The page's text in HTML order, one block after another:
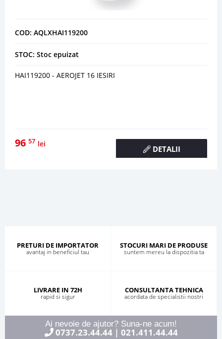
COD: AQLXHAI119200
STOC: Stoc epuizat
HAI119200 - AEROJET 16 IESIRI
96 57 lei
DETALII
PRETURI DE IMPORTATOR
avantaj in beneficiul tau
STOCURI MARI DE PRODUSE
suntem mereu la dispozitia ta
LIVRARE IN 72H
rapid si sigur
CONSULTANTA TEHNICA
acordata de specialistii nostri
Ai nevoie de ajutor? Suna-ne acum!
0737.23.44.44| 021.411.44.44